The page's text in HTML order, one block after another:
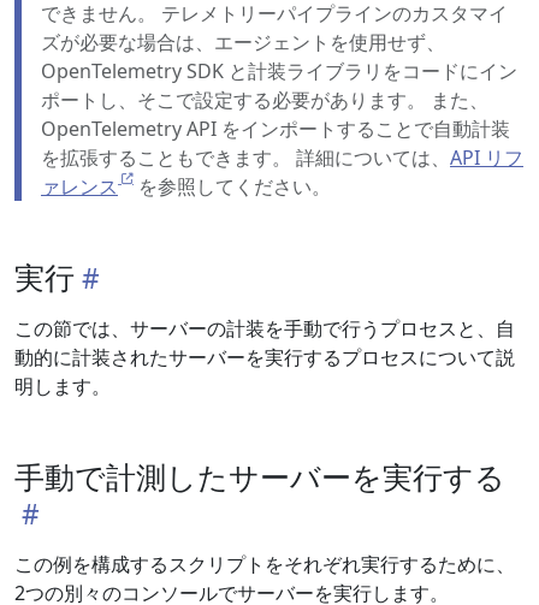
できません。 テレメトリーパイプラインのカスタマイ
ズが必要な場合は、エージェントを使用せず、
OpenTelemetry SDK と計装ライブラリをコードにイン
ポートし、そこで設定する必要があります。 また、
OpenTelemetry API をインポートすることで自動計装
を拡張することもできます。 詳細については、 API リフ
ァレンス
を参照してください。
実行
この節では、サーバーの計装を手動で行うプロセスと、自
動的に計装されたサーバーを実行するプロセスについて説
明します。
手動で計測したサーバーを実行する
この例を構成するスクリプトをそれぞれ実行するために、
2つの別々のコンソールでサーバーを実行します。